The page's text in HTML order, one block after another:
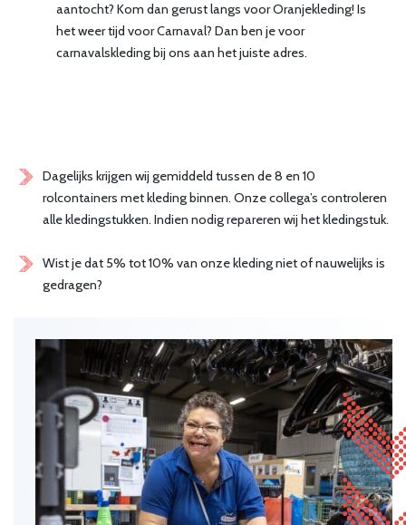
aantocht? Kom dan gerust langs voor Oranjekleding! Is
het weer tijd voor Carnaval? Dan ben je voor
carnavalskleding bij ons aan het juiste adres.
Dagelijks krijgen wij gemiddeld tussen de 8 en 10
rolcontainers met kleding binnen. Onze collega’s controleren
alle kledingstukken. Indien nodig repareren wij het kledingstuk.
Wist je dat 5% tot 10% van onze kleding niet of nauwelijks is
gedragen?